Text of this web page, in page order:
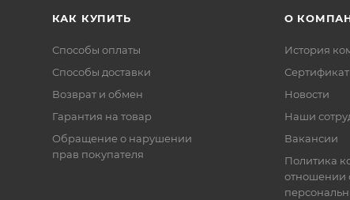
КАК КУПИТЬ
Способы оплаты
Способы доставки
Возврат и обмен
Гарантия на товар
Обращение о нарушении
прав покупателя
О
История
Новости
Наши
Вакансии
Политика
отношении